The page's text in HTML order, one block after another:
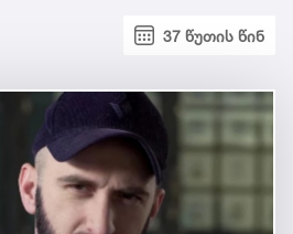
37 წუთის წინ